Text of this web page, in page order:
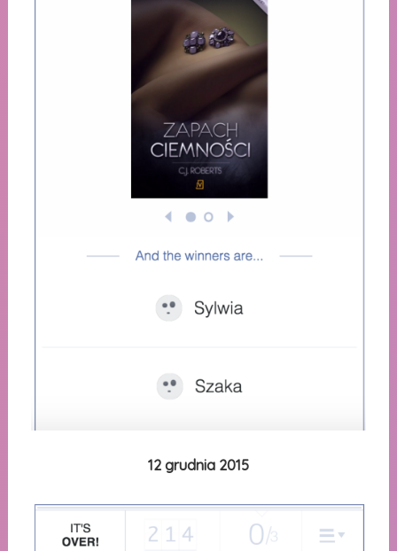
12 grudnia 2015